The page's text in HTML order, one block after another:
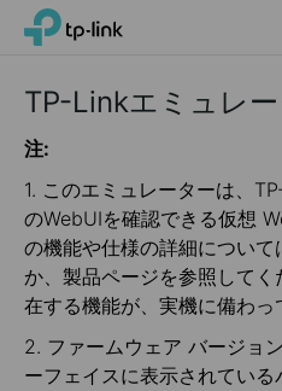
Click
navigation
bar
TP-Link, Reliably Smart
TP-Linkエミュレ
注:
1. このエミュレーターは、
のWebUIを確認できる仮想
の機能や仕様の詳細につい
か、製品ページを参照して
在する機能が、実機に備わっ
2. ファームウェア バージョ
ーフェイスに表示されてい